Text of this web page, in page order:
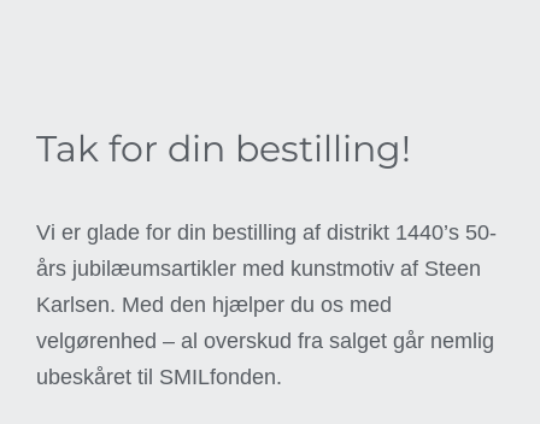
Tak for din bestilling!
Vi er glade for din bestilling af distrikt 1440’s 50-
års jubilæumsartikler med kunstmotiv af Steen
Karlsen. Med den hjælper du os med
velgørenhed – al overskud fra salget går nemlig
ubeskåret til SMILfonden.